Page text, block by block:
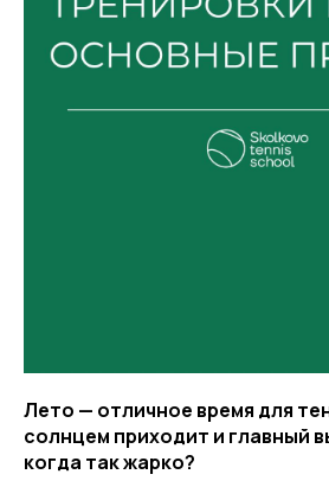
Лето — отличное время для
солнцем приходит и главный
когда так жарко?